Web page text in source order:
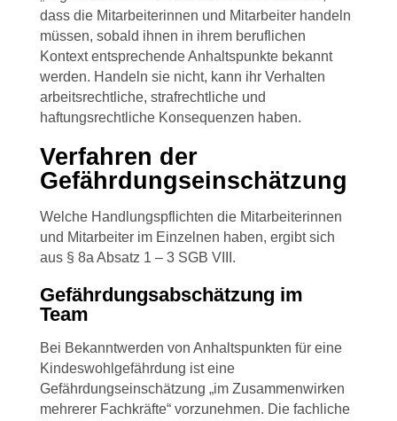
dass die Mitarbeiterinnen und Mitarbeiter handeln
müssen, sobald ihnen in ihrem beruflichen
Kontext entsprechende Anhaltspunkte bekannt
werden. Handeln sie nicht, kann ihr Verhalten
arbeitsrechtliche, strafrechtliche und
haftungsrechtliche Konsequenzen haben.
Verfahren der
Gefährdungseinschätzung
Welche Handlungspflichten die Mitarbeiterinnen
und Mitarbeiter im Einzelnen haben, ergibt sich
aus § 8a Absatz 1 – 3 SGB VIII.
Gefährdungsabschätzung im
Team
Bei Bekanntwerden von Anhaltspunkten für eine
Kindeswohlgefährdung ist eine
Gefährdungseinschätzung „im Zusammenwirken
mehrerer Fachkräfte“ vorzunehmen. Die fachliche